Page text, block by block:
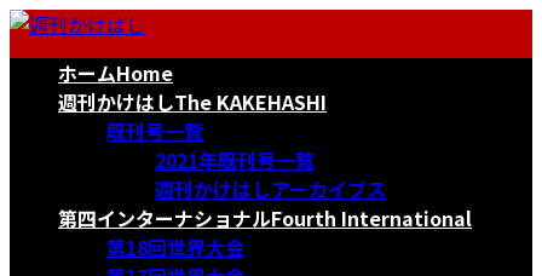
コ
ナ
ホームHome
週刊かけはしThe KAKEHASHI
既刊号一覧
2021年既刊号一覧
週刊かけはしアーカイブス
第四インターナショナルFourth International
第18回世界大会